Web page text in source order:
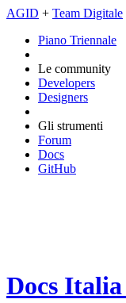
AGID + Team Digitale
Piano Triennale
Le community
Developers
Designers
Gli strumenti
Forum
Docs
GitHub
Docs Italia